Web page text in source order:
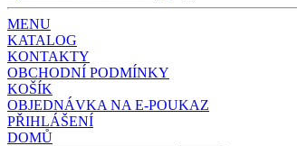
MENU
KATALOG
KONTAKTY
OBCHODNÍ PODMÍNKY
KOŠÍK
OBJEDNÁVKA NA E-POUKAZ
PŘIHLÁŠENÍ
DOMŮ